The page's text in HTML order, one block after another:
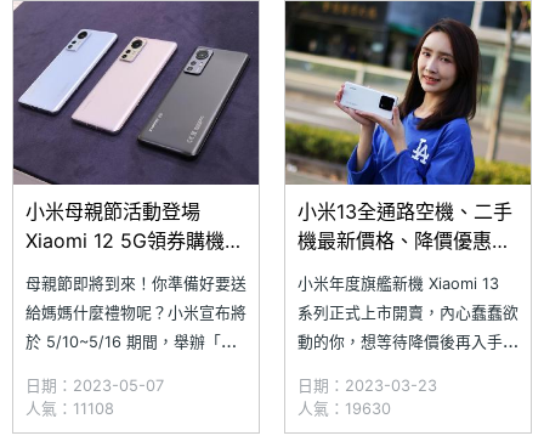
擊「核心版本」，那麼出來的會
是 cit 介面，而不是開發人員選
項。究竟要如何從小米手機、紅
米
12,999 元，如果有領券還能額
外再折 500 元；
小米母親節活動登場
Xiaomi 12 5G領券購機現
折萬元
母親節即將到來！你準備好要送
給媽媽什麼禮物呢？小米宣布將
於 5/10~5/16 期間，舉辦「小
上百款商品促銷，深夜下單滿額
現折 350 元；其中，Xiaomi 12
日期：2023-05-07
人氣：11108
小米13全通路空機、二手
機最新價格、降價優惠隨
時掌握！
小米年度旗艦新機 Xiaomi 13
系列正式上市開賣，內心蠢蠢欲
動的你，想等待降價後再入手，
價格或不曉得何時降價嗎？沒關
係！即日起只要進入本篇文章點
日期：2023-03-23
人氣：19630